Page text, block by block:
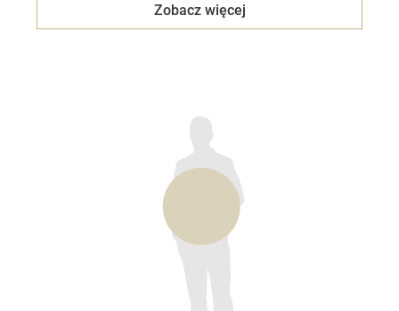
Zobacz więcej